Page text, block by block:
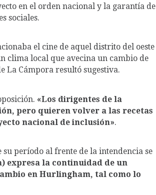
en el orden nacional y la garantía de
sociales.
el cine de aquel distrito del oeste
clima local que avecina un cambio de
Cámpora resultó sugestiva.
«Los dirigentes de la
pero quieren volver a las recetas
nacional de inclusión».
período al frente de la intendencia se
expresa la continuidad de un
en Hurlingham, tal como lo